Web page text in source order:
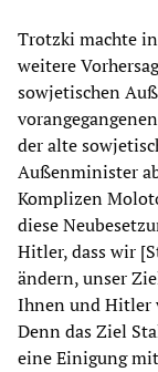
Trotzki machte
weitere
sowjetischen
der alte
Außenminister
Komplizen
diese
Hitler, dass wir
ändern, unser
Ihnen und Hitler
Denn das Ziel
eine Einigung